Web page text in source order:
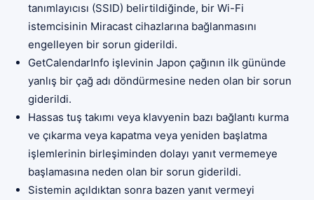
tanımlayıcısı (SSID) belirtildiğinde, bir Wi-Fi
istemcisinin Miracast cihazlarına bağlanmasını
engelleyen bir sorun giderildi.
GetCalendarInfo işlevinin Japon çağının ilk gününde
yanlış bir çağ adı döndürmesine neden olan bir sorun
giderildi.
Hassas tuş takımı veya klavyenin bazı bağlantı kurma
ve çıkarma veya kapatma veya yeniden başlatma
işlemlerinin birleşiminden dolayı yanıt vermemeye
başlamasına neden olan bir sorun giderildi.
Sistemin açıldıktan sonra bazen yanıt vermeyi